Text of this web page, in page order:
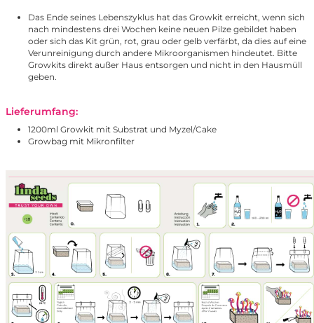
Das Ende seines Lebenszyklus hat das Growkit erreicht, wenn sich
nach mindestens drei Wochen keine neuen Pilze gebildet haben
oder sich das Kit grün, rot, grau oder gelb verfärbt, da dies auf eine
Verunreinigung durch andere Mikroorganismen hindeutet. Bitte
Growkits direkt außer Haus entsorgen und nicht in den Hausmüll
geben.
Lieferumfang:
1200ml Growkit mit Substrat und Myzel/Cake
Growbag mit Mikronfilter